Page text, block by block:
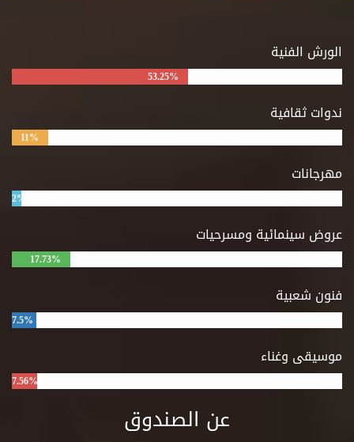
الورش الفنية
53.25%
ندوات ثقافية
11%
مهرجانات
2%
عروض سينمائية ومسرحيات
17.73%
فنون شعبية
7.5%
موسيقى وغناء
7.56%
عن الصندوق